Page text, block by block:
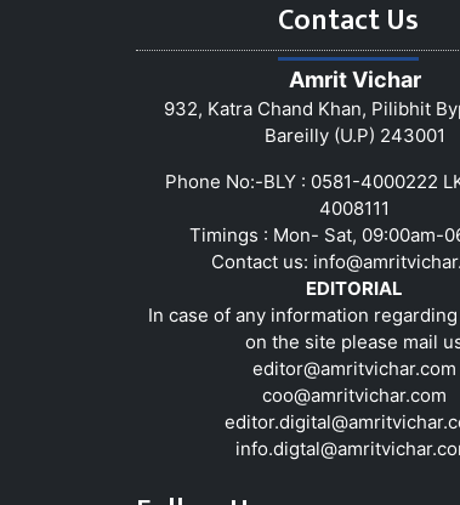
Contact Us
Amrit Vichar
932, Katra Chand Khan, Pilibhit
Bareilly (U.P) 243001
Phone No:-BLY : 0581-4000222
4008111
Timings : Mon- Sat, 09:00am-
Contact us:
EDITORIAL
In case of any information
on the site please mail
editor@amritvichar.com
coo@amritvichar.com